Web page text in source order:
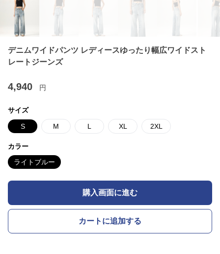
デニムワイドパンツ レディースゆったり幅広ワイドスト
レートジーンズ
4,940 円
サイズ
S M L XL 2XL
カラー
ライトブルー
購入画面に進む
カートに追加する